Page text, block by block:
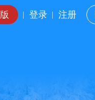
| 登录 | 注册